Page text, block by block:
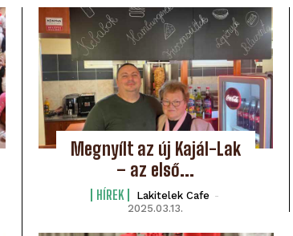
Megnyílt az új Kajál-Lak
– az első...
HÍREK Lakitelek Cafe -
2025.03.13.